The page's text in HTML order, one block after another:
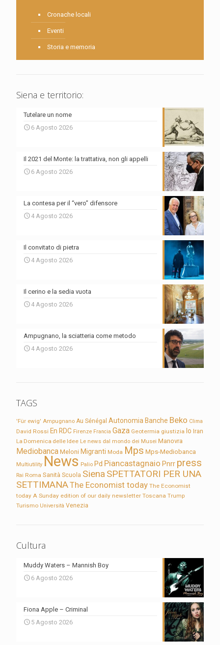
Cronache locali
Eventi
Storia e memoria
Siena e territorio:
Tutelare un nome
6 Agosto 2026
Il 2021 del Monte: la trattativa, non gli appelli
6 Agosto 2026
La contesa per il “vero” difensore
4 Agosto 2026
Il convitato di pietra
4 Agosto 2026
Il cerino e la sedia vuota
4 Agosto 2026
Ampugnano, la sciatteria come metodo
4 Agosto 2026
TAGS
'Für ewig' Ampugnano Au Sénégal Autonomia Banche Beko Clima
David Rossi En RDC Firenze Francia Gaza Geotermia giustizia Io Iran
La Domenica delle Idee Le news dal mondo dei Musei Manovra
Mediobanca Meloni Migranti Moda Mps Mps-Mediobanca
Multiutility News Palio Pd Piancastagnaio Pnrr press
Rai Roma Sanità Scuola Siena SPETTATORI PER UNA
SETTIMANAThe Economist today The Economist
today A Sunday edition of our daily newsletter Toscana Trump
Turismo Università Venezia
Cultura
Muddy Waters – Mannish Boy
6 Agosto 2026
Fiona Apple – Criminal
5 Agosto 2026